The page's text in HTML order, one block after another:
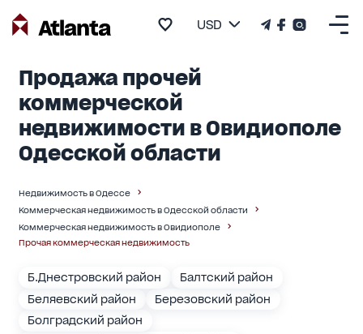
USD
Продажа прочей
коммерческой
недвижимости в Овидиополе
Одесской области
Недвижимость в Одессе
Коммерческая недвижимость в Одесской области
Коммерческая недвижимость в Овидиополе
Прочая коммерческая недвижимость
Б.Днестровский район
Балтский район
Беляевский район
Березовский район
Болградский район